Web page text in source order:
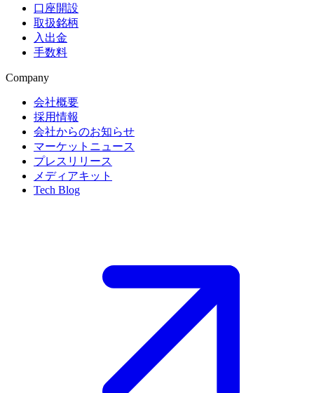
口座開設
取扱銘柄
入出金
手数料
Company
会社概要
採用情報
会社からのお知らせ
マーケットニュース
プレスリリース
メディアキット
Tech Blog